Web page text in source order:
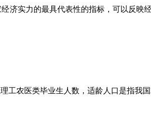
实力的最具代表性的指标，可以反映
农医类毕业生人数，适龄人口是指我国